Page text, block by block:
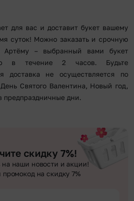
для вас и доставит букет вашему
суток! Можно заказать и срочную
Артёму – выбранный вами букет
в течение 2 часов. Будьте
доставка не осуществляется по
Святого Валентина, Новый год,
предпраздничные дни.
скидку 7%!
наши новости и акции!
промокод на скидку 7%